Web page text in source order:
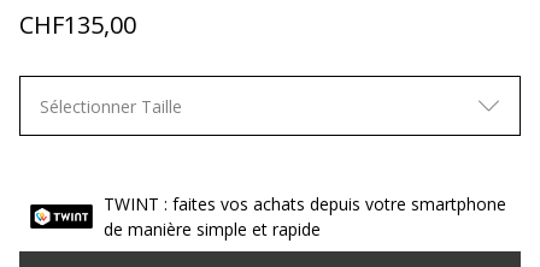
CHF135,00
Sélectionner Taille
TWINT : faites vos achats depuis votre smartphone
de manière simple et rapide